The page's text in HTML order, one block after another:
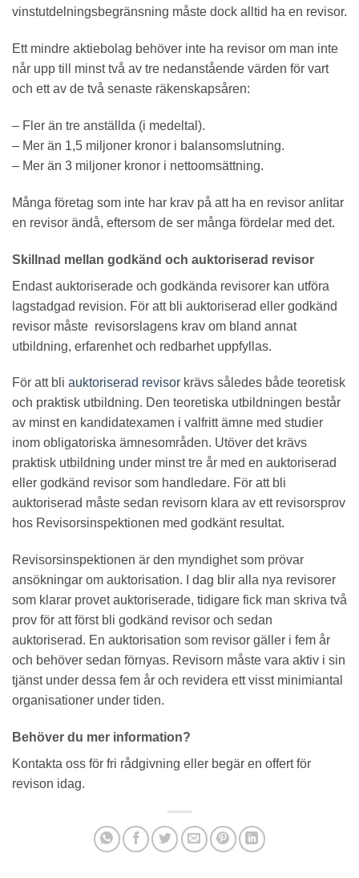
vinstutdelningsbegränsning måste dock alltid ha en revisor.
Ett mindre aktiebolag behöver inte ha revisor om man inte
når upp till minst två av tre nedanstående värden för vart
och ett av de två senaste räkenskapsåren:
– Fler än tre anställda (i medeltal).
– Mer än 1,5 miljoner kronor i balansomslutning.
– Mer än 3 miljoner kronor i nettoomsättning.
Många företag som inte har krav på att ha en revisor anlitar
en revisor ändå, eftersom de ser många fördelar med det.
Skillnad mellan godkänd och auktoriserad revisor
Endast auktoriserade och godkända revisorer kan utföra
lagstadgad revision. För att bli auktoriserad eller godkänd
revisor måste revisorslagens krav om bland annat
utbildning, erfarenhet och redbarhet uppfyllas.
För att bli auktoriserad revisor krävs således både teoretisk
och praktisk utbildning. Den teoretiska utbildningen består
av minst en kandidatexamen i valfritt ämne med studier
inom obligatoriska ämnesområden. Utöver det krävs
praktisk utbildning under minst tre år med en auktoriserad
eller godkänd revisor som handledare. För att bli
auktoriserad måste sedan revisorn klara av ett revisorsprov
hos Revisorsinspektionen med godkänt resultat.
Revisorsinspektionen är den myndighet som prövar
ansökningar om auktorisation. I dag blir alla nya revisorer
som klarar provet auktoriserade, tidigare fick man skriva två
prov för att först bli godkänd revisor och sedan
auktoriserad. En auktorisation som revisor gäller i fem år
och behöver sedan förnyas. Revisorn måste vara aktiv i sin
tjänst under dessa fem år och revidera ett visst minimiantal
organisationer under tiden.
Behöver du mer information?
Kontakta oss för fri rådgivning eller begär en offert för
revison idag.